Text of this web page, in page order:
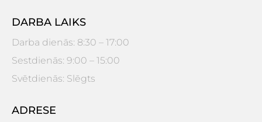
DARBA LAIKS
Darba dienās: 8:30 – 17:00
Sestdienās: 9:00 – 15:00
Svētdienās: Slēgts
ADRESE